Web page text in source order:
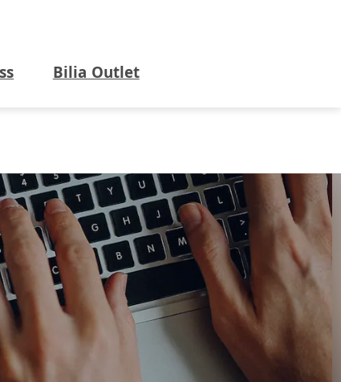
Bilia Outlet